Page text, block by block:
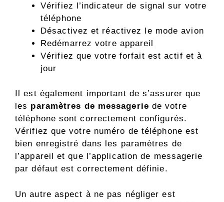
Vérifiez l’indicateur de signal sur votre
téléphone
Désactivez et réactivez le mode avion
Redémarrez votre appareil
Vérifiez que votre forfait est actif et à
jour
Il est également important de s’assurer que
les paramètres de messagerie de votre
téléphone sont correctement configurés.
Vérifiez que votre numéro de téléphone est
bien enregistré dans les paramètres de
l’appareil et que l’application de messagerie
par défaut est correctement définie.
Un autre aspect à ne pas négliger est